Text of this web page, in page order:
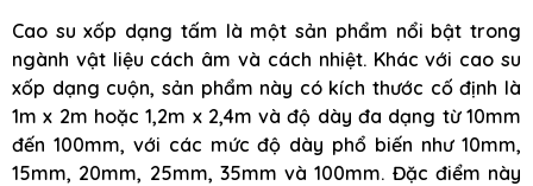
Cao su xốp dạng tấm là một sản phẩm nổi bật trong
ngành vật liệu cách âm và cách nhiệt. Khác với cao su
xốp dạng cuộn, sản phẩm này có kích thước cố định là
1m x 2m hoặc 1,2m x 2,4m và độ dày đa dạng từ 10mm
đến 100mm, với các mức độ dày phổ biến như 10mm,
15mm, 20mm, 25mm, 35mm và 100mm. Đặc điểm này